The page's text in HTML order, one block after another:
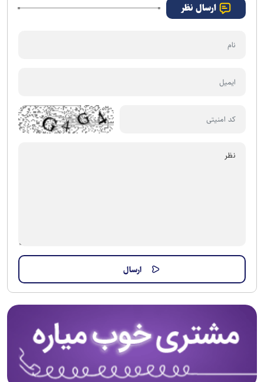
ارسال نظر